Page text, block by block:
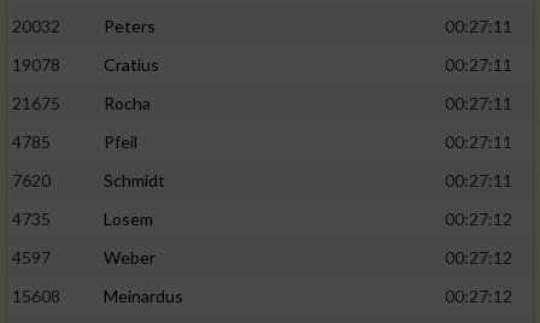
20032
Peters
00:27:11
19078
Cratius
00:27:11
21675
Rocha
00:27:11
4785
Pfeil
00:27:11
7620
Schmidt
00:27:11
4735
Losem
00:27:12
4597
Weber
00:27:12
15608
Meinardus
00:27:12